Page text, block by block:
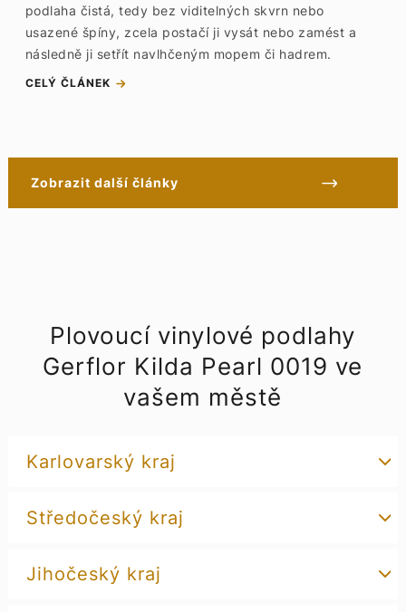
podlaha čistá, tedy bez viditelných skvrn nebo
usazené špíny, zcela postačí ji vysát nebo zamést a
následně ji setřít navlhčeným mopem či hadrem.
CELÝ ČLÁNEK
Zobrazit další články
Plovoucí vinylové podlahy
Gerflor Kilda Pearl 0019 ve
vašem městě
Karlovarský kraj
Středočeský kraj
Jihočeský kraj